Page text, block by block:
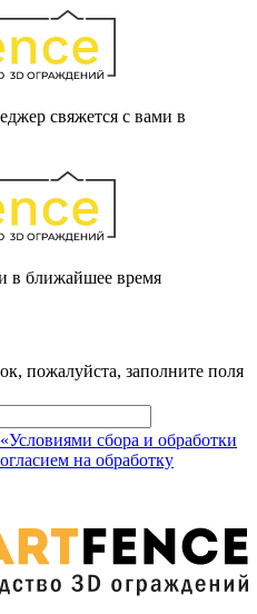
свяжется с вами в
в ближайшее время
пожалуйста, заполните поля
«Условиями сбора и обработки
на обработку